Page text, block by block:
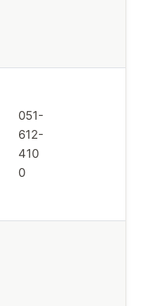
051-
612-
410
0